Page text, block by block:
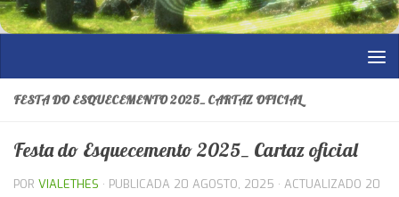
FESTA DO ESQUECEMENTO 2025_ CARTAZ OFICIAL
Festa do Esquecemento 2025_ Cartaz oficial
POR VIALETHES · PUBLICADA 20 AGOSTO, 2025 · ACTUALIZADO 20